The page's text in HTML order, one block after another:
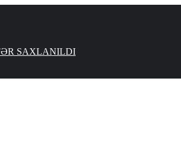
SAXLANILDI